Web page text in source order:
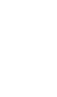
you